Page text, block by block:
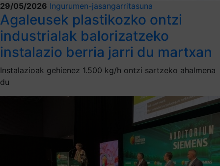
29/05/2026 Ingurumen-jasangarritasuna
Agaleusek plastikozko ontzi
industrialak balorizatzeko
instalazio berria jarri du martxan
Instalazioak gehienez 1.500 kg/h ontzi sartzeko ahalmena
du